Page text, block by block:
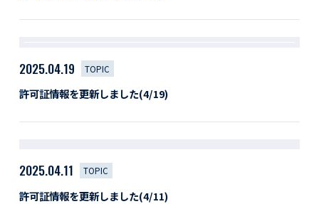
2025.04.19 TOPIC
許可証情報を更新しました(4/19)
2025.04.11 TOPIC
許可証情報を更新しました(4/11)